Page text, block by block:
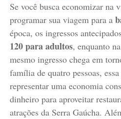
Se você busca economizar na
programar sua viagem para a
época, os ingressos
120 para adultos, enquanto
mesmo ingresso chega em
família de quatro pessoas,
representar uma economia
dinheiro para aproveitar
atrações da Serra Gaúcha.